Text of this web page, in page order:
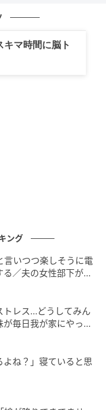
マ時間に脳ト
ング
いつつ楽しそうに電
／夫の女性部下が気
トレス…どうしてみん
毎日我が家にやって
ね？」寝ていると思